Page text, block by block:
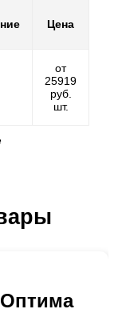
Цена
от
25919
руб.
шт.